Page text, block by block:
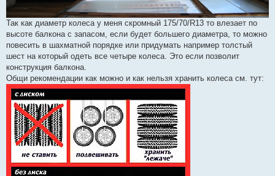
Так как диаметр колеса у меня скромный 175/70/R13 то влезает по
высоте балкона с запасом, если будет большего диаметра, то можно
повесить в шахматной порядке или придумать например толстый
шест на который одеть все четыре колеса. Это если позволит
конструкция балкона.
Общи рекомендации как можно и как нельзя хранить колеса см. тут: